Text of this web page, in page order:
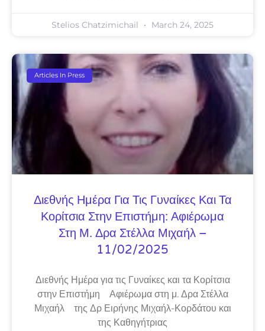
Stelios Chatzimichail March 24, 2025
Articles In Press
Διεθνής Ημέρα Για Τις Γυναίκες Και Τα
Κορίτσια Στην Επιστήμη: Αφιέρωμα
Στη Μ. Δρα Στέλλα Μιχαήλ –
11/02/2025
Διεθνής Ημέρα για τις Γυναίκες και τα Κορίτσια
στην Επιστήμη Αφιέρωμα στη μ. Δρα Στέλλα
Μιχαήλ της Δρ Ειρήνης Μιχαήλ-Κορδάτου και
της Καθηγήτριας